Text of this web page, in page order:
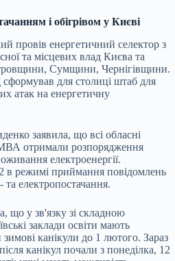
і обігрівом у Києві
провів енергетичний селектор з
та місцевих влад Києва та
Сумщини, Чернігівщини.
сформував для столиці штаб для
атак на енергетичну
заявила, що всі обласні
отримали розпорядження
електроенергії.
в режимі приймання повідомлень
та електропостачання.
що у зв'язку зі складною
заклади освіти мають
канікули до 1 лютого. Зараз
канікул почали з понеділка, 12